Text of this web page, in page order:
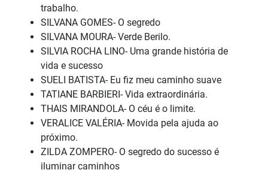
trabalho.
SILVANA GOMES- O segredo
SILVANA MOURA- Verde Berilo.
SILVIA ROCHA LINO- Uma grande história de
vida e sucesso
SUELI BATISTA- Eu fiz meu caminho suave
TATIANE BARBIERI- Vida extraordinária.
THAIS MIRANDOLA- O céu é o limite.
VERALICE VALÉRIA- Movida pela ajuda ao
próximo.
ZILDA ZOMPERO- O segredo do sucesso é
iluminar caminhos